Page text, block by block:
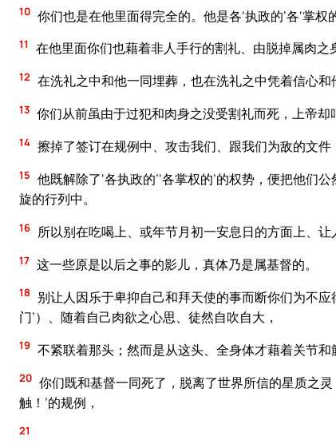
10 你们也是在他里面得完全的。他是各‘执政的’各‘掌权的
11 在他里面你们也藉着非人手行的割礼、由脱掉属肉之
12 在洗礼之中和他一同埋葬，也在洗礼之中凭着信心
13 你们从前虽由于过犯和肉身之没受割礼而死，上帝
14 擦掉了签订在规例中、攻击我们、跟我们为敌的文件
15 他既解除了‘各执政的’‘各掌权的’的权势，便把他们
旋的行列中。
16 所以别在吃喝上、或年节月初一安息日的方面上、让
17 这一些原是以后之事的影儿，真体乃是属基督的。
18
别让人因乐于卑抑自己和拜天使的事而断你们为不
门’）、随着自己肉欲之心思、徒然自吹自大，
19 不紧联着那头；然而是从这头、全身体才藉着关节
20 你们既和基督一同死了，脱离了世界所信的星质之
触！’的规例，
21